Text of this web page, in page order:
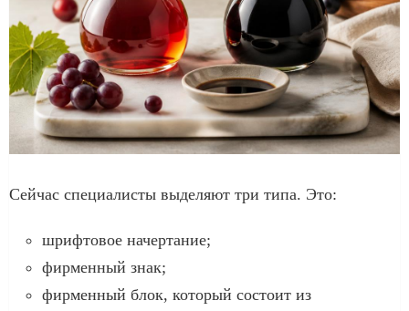
Сейчас специалисты выделяют три типа. Это:
шрифтовое начертание;
фирменный знак;
фирменный блок, который состоит из